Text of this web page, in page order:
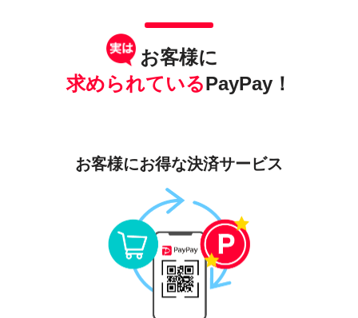
お客様に
求められているPayPay！
お客様にお得な決済サービス